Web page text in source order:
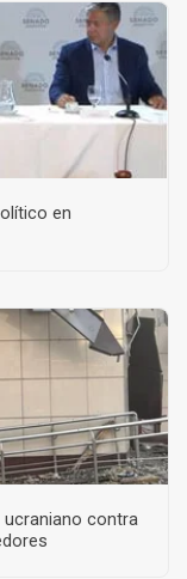
en
contra